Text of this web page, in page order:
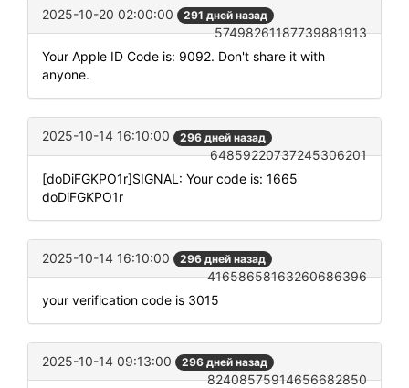
2025-10-20 02:00:00 291 дней назад
57498261187739881913
Your Apple ID Code is: 9092. Don't share it with
anyone.
2025-10-14 16:10:00 296 дней назад
64859220737245306201
[doDiFGKPO1r]SIGNAL: Your code is: 1665
doDiFGKPO1r
2025-10-14 16:10:00 296 дней назад
41658658163260686396
your verification code is 3015
2025-10-14 09:13:00 296 дней назад
82408575914656682850